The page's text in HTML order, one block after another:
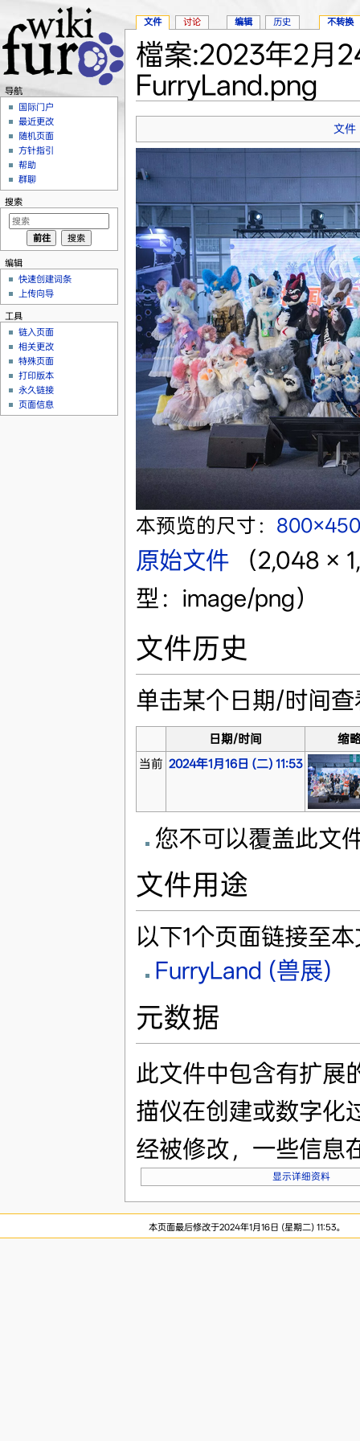
檔案:2023年2月
FurryLand.png
文件
本预览的尺寸：
原始文件‎
（2,048 ×
型：image/png）
文件历史
单击某个日期/时间
日期/时间
缩
当前 2024年1月16日 (二) 11:53
您不可以覆盖此文
文件用途
以下1个页面链接至
FurryLand (兽展)
元数据
此文件中包含有扩展
描仪在创建或数字化
经被修改，一些信息
显示详细资料
文件 讨论 编辑 历史 不转换
导航
国际门户
最近更改
随机页面
方针指引
帮助
群聊
搜索
编辑
快速创建词条
上传向导
工具
链入页面
相关更改
特殊页面
打印版本
永久链接
页面信息
本页面最后修改于2024年1月16日 (星期二) 11:53。